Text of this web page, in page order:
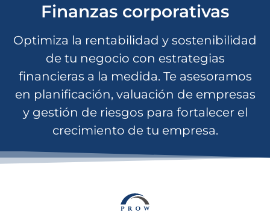
Finanzas corporativas
Optimiza la rentabilidad y sostenibilidad
de tu negocio con estrategias
financieras a la medida. Te asesoramos
en planificación, valuación de empresas
y gestión de riesgos para fortalecer el
crecimiento de tu empresa.